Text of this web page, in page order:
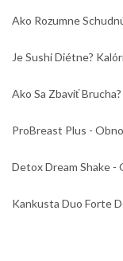
Ako Rozumne
Je Sushi Diétne?
Ako Sa Zbaviť Brucha?
ProBreast Plus -
Detox Dream Shake -
Kankusta Duo Forte